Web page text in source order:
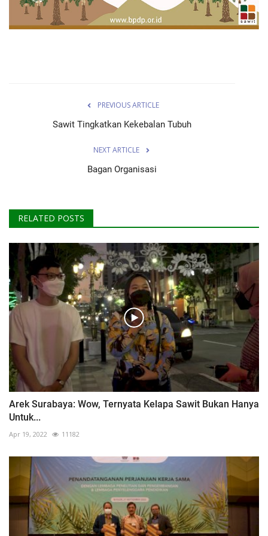
PREVIOUS ARTICLE
Sawit Tingkatkan Kekebalan Tubuh
NEXT ARTICLE
Bagan Organisasi
RELATED POSTS
Arek Surabaya: Wow, Ternyata Kelapa Sawit Bukan Hanya
Untuk...
Apr 19, 2022 11182